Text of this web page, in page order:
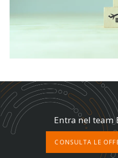
Entra nel team
CONSULTA LE